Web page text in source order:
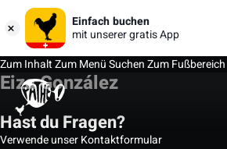
Einfach buchen
mit unserer gratis App
Zum InhaltZum MenüSuchenZum Fußbereich
Eiza González
Hast du Fragen?
Verwende unser Kontaktformular